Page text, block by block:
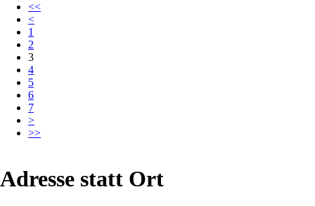
<<
<
1
2
3
4
5
6
7
>
>>
Adresse statt Ort